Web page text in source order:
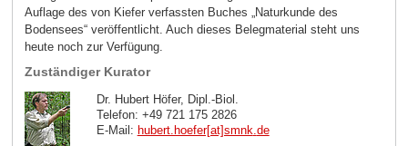
Auflage des von Kiefer verfassten Buches „Naturkunde des
Bodensees“ veröffentlicht. Auch dieses Belegmaterial steht uns
heute noch zur Verfügung.
Zuständiger Kurator
Dr. Hubert Höfer, Dipl.-Biol.
Telefon: +49 721 175 2826
E-Mail: hubert.hoefer[at]smnk.de